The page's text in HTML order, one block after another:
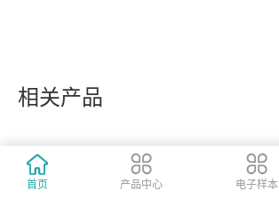
相关产品
首页 产品中心 电子样本